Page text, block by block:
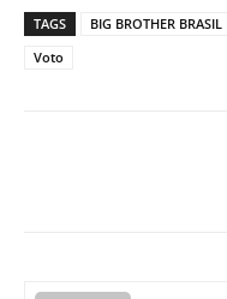
TAGS BIG BROTHER BRASIL
Voto